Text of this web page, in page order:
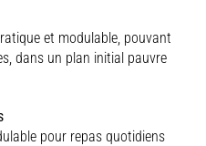
et modulable, pouvant
dans un plan initial pauvre
pour repas quotidiens